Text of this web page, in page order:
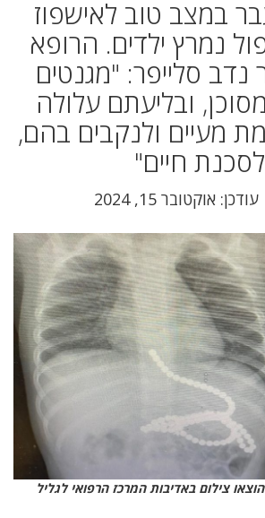
במצב טוב לאישפוז
נמרץ ילדים. הרופא
סלייפר: "מגנטים
ובליעתם עלולה
מעיים ולנקבים בהם,
חיים"
אוקטובר 15, 2024
צילום באדיבות המרכז הרפואי לגליל